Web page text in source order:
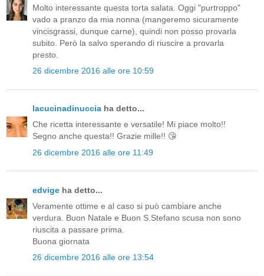
Molto interessante questa torta salata. Oggi "purtroppo"
vado a pranzo da mia nonna (mangeremo sicuramente
vincisgrassi, dunque carne), quindi non posso provarla
subito. Però la salvo sperando di riuscire a provarla
presto.
26 dicembre 2016 alle ore 10:59
lacucinadinuccia ha detto...
Che ricetta interessante e versatile! Mi piace molto!!
Segno anche questa!! Grazie mille!! 😘
26 dicembre 2016 alle ore 11:49
edvige ha detto...
Veramente ottime e al caso si può cambiare anche
verdura. Buon Natale e Buon S.Stefano scusa non sono
riuscita a passare prima.
Buona giornata
26 dicembre 2016 alle ore 13:54